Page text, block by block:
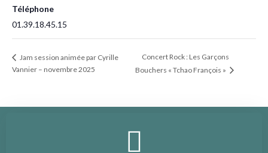
Téléphone
01.39.18.45.15
Jam session animée par Cyrille
Vannier – novembre 2025
Concert Rock : Les Garçons
Bouchers « Tchao François »